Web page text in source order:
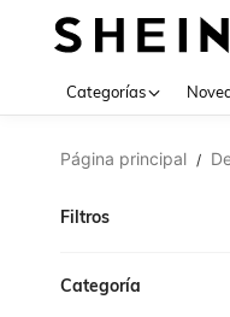
Categorías
Página principal /
Filtros
Categoría